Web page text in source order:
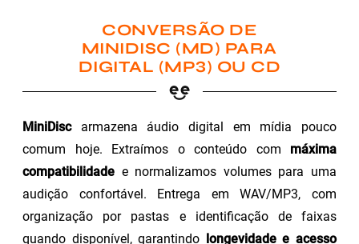
CONVERSÃO DE
MINIDISC (MD) PARA
DIGITAL (MP3) OU CD
MiniDiscarmazena áudio digital em mídia pouco
comum hoje. Extraímos o conteúdo com máxima
compatibilidade e normalizamos volumes para uma
audição confortável. Entrega em WAV/MP3, com
organização por pastas e identificação de faixas
quando disponível, garantindo longevidade e acesso